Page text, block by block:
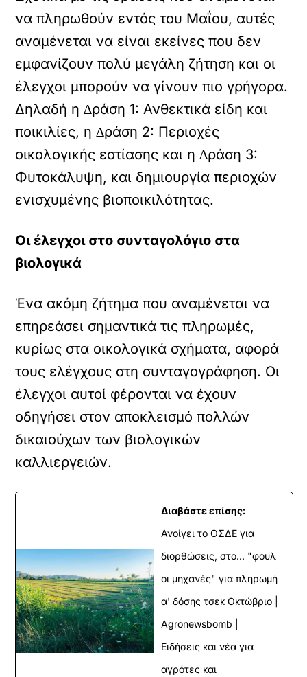
να πληρωθούν εντός του Μαΐου, αυτές
αναμένεται να είναι εκείνες που δεν
εμφανίζουν πολύ μεγάλη ζήτηση και οι
έλεγχοι μπορούν να γίνουν πιο γρήγορα.
Δηλαδή η ∆ράση 1: Ανθεκτικά είδη και
ποικιλίες, η ∆ράση 2: Περιοχές
οικολογικής εστίασης και η ∆ράση 3:
Φυτοκάλυψη, και δηµιουργία περιοχών
ενισχυµένης βιοποικιλότητας.
Οι έλεγχοι στο συνταγολόγιο στα
βιολογικά
Ένα ακόµη ζήτηµα που αναµένεται να
επηρεάσει σηµαντικά τις πληρωµές,
κυρίως στα οικολογικά σχήµατα, αφορά
τους ελέγχους στη συνταγογράφηση. Οι
έλεγχοι αυτοί φέρονται να έχουν
οδηγήσει στον αποκλεισµό πολλών
δικαιούχων των βιολογικών
καλλιεργειών.
Διαβάστε επίσης:
Ανοίγει το ΟΣΔΕ για
διορθώσεις, στο... "φουλ
οι μηχανές" για πληρωμή
α' δόσης τσεκ Οκτώβριο |
Agronewsbomb |
Ειδήσεις και νέα για
αγρότες και